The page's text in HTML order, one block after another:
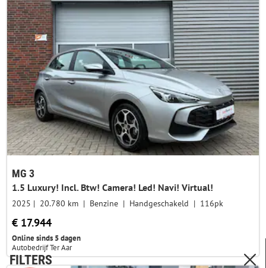
FILTERS
MG 3
1.5 Luxury! Incl. Btw! Camera! Led! Navi! Virtual!
2025 20.780 km Benzine Handgeschakeld 116pk
€ 17.944
Online sinds 5 dagen
Autobedrijf Ter Aar